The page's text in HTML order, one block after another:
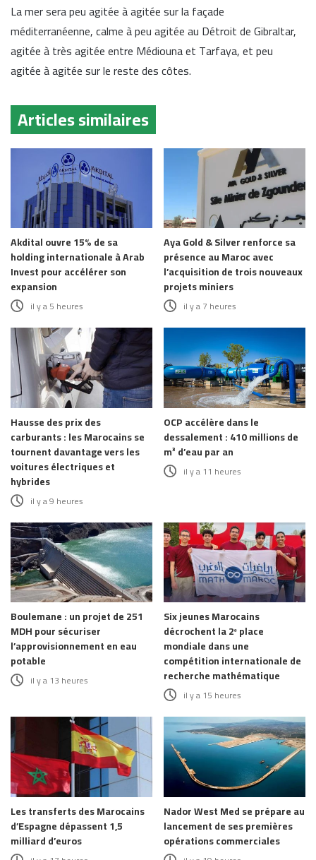
La mer sera peu agitée à agitée sur la façade
méditerranéenne, calme à peu agitée au Détroit de Gibraltar,
agitée à très agitée entre Médiounaet Tarfaya, et peu
agitée à agitée sur le reste des côtes.
Articles similaires
Akdital ouvre 15% de sa
holding internationale à Arab
Invest pour accélérer son
expansion
il y a 5 heures
Aya Gold & Silver renforce sa
présence au Maroc avec
l’acquisition de trois nouveaux
projets miniers
il y a 7 heures
Hausse des prix des
carburants : les Marocains se
tournent davantage vers les
voitures électriques et
hybrides
il y a 9 heures
OCP accélère dans le
dessalement : 410 millions de
m³ d’eau par an
il y a 11 heures
Boulemane : un projet de 251
MDH pour sécuriser
l’approvisionnement en eau
potable
il y a 13 heures
Six jeunes Marocains
décrochent la 2ᵉ place
mondiale dans une
compétition internationale de
recherche mathématique
il y a 15 heures
Les transferts des Marocains
d’Espagne dépassent 1,5
milliard d’euros
Nador West Med se prépare au
lancement de ses premières
opérations commerciales